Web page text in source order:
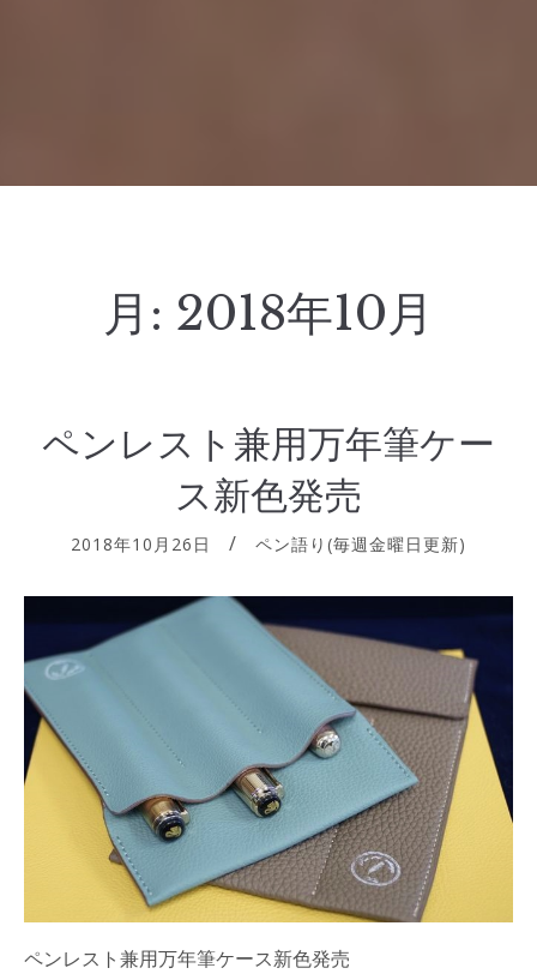
月: 2018年10月
ペンレスト兼用万年筆ケー
ス新色発売
2018年10月26日 ペン語り(毎週金曜日更新)
ペンレスト兼用万年筆ケース新色発売